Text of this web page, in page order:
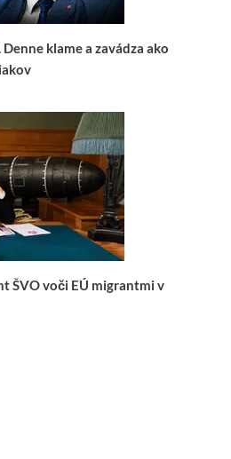
klame a zavádza ako
ŠVO voči EÚ migrantmi v